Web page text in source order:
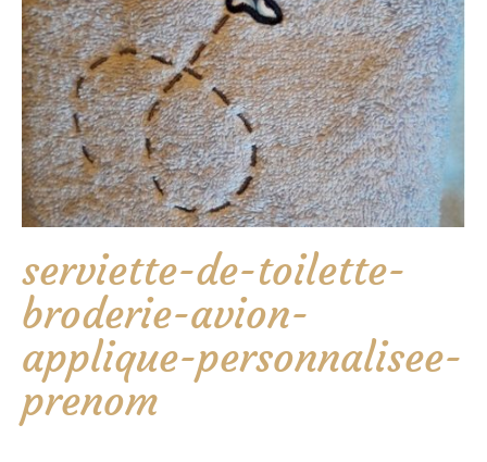
serviette-de-toilette-
broderie-avion-
applique-personnalisee-
prenom